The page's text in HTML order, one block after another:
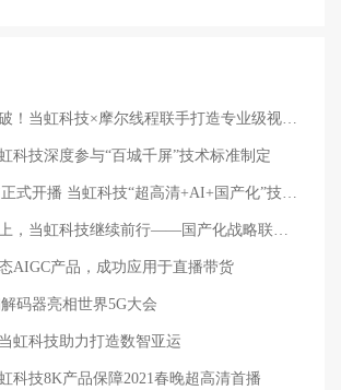
国产算力新突破！当虹科技×摩尔线程联手打造专业级视听“引擎”，已成功落地超高清GPU算力场景
科技深度参与“百城千屏”技术标准制定
六省市4K频道正式开播 当虹科技“超高清+AI+国产化”技术深度护航
在国产化道路上，当虹科技继续前行——国产化战略联盟正式成立
AIGC产品，成功应用于直播带货
码器亮相世界5G大会
虹科技助力打造数智亚运
科技8K产品保障2021春晚超高清首播